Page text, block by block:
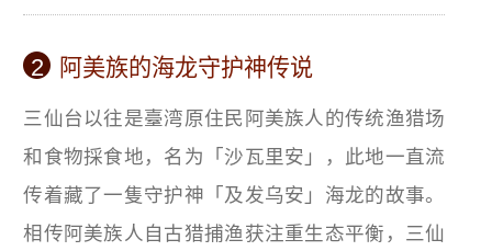
2 阿美族的海龙守护神传说
三仙台以往是臺湾原住民阿美族人的传统渔猎场
和食物採食地，名为「沙瓦里安」，此地一直流
传着藏了一隻守护神「及发乌安」海龙的故事。
相传阿美族人自古猎捕渔获注重生态平衡，三仙